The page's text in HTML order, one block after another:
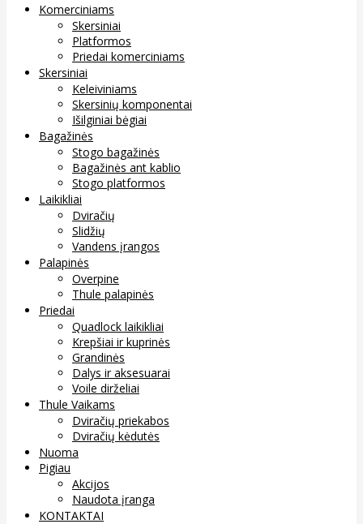
Komerciniams
Skersiniai
Platformos
Priedai komerciniams
Skersiniai
Keleiviniams
Skersinių komponentai
Išilginiai bėgiai
Bagažinės
Stogo bagažinės
Bagažinės ant kablio
Stogo platformos
Laikikliai
Dviračių
Slidžių
Vandens įrangos
Palapinės
Overpine
Thule palapinės
Priedai
Quadlock laikikliai
Krepšiai ir kuprinės
Grandinės
Dalys ir aksesuarai
Voile dirželiai
Thule Vaikams
Dviračių priekabos
Dviračių kėdutės
Nuoma
Pigiau
Akcijos
Naudota įranga
KONTAKTAI